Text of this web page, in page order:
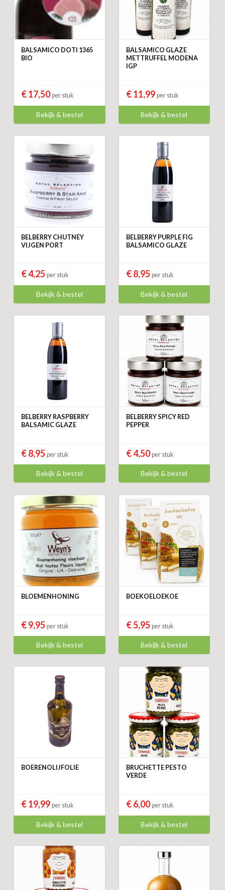
BALSAMICO DOTI 1365
BIO
€ 17,50per stuk
Bekijk & bestel
BALSAMICO GLAZE
METTRUFFEL MODENA
IGP
€ 11,99 per stuk
Bekijk & bestel
BELBERRY CHUTNEY
VIJGEN PORT
€ 4,25 per stuk
Bekijk & bestel
BELBERRY PURPLE FIG
BALSAMICO GLAZE
€ 8,95 per stuk
Bekijk & bestel
BELBERRY RASPBERRY
BALSAMIC GLAZE
€ 8,95 per stuk
Bekijk & bestel
BELBERRY SPICY RED
PEPPER
€ 4,50per stuk
Bekijk & bestel
BLOEMENHONING
€ 9,95 per stuk
Bekijk & bestel
BOEKOELOEKOE
€ 5,95 per stuk
Bekijk & bestel
BOERENOLIJFOLIE
€ 19,99 per stuk
Bekijk & bestel
BRUCHETTE PESTO
VERDE
€ 6,00per stuk
Bekijk & bestel